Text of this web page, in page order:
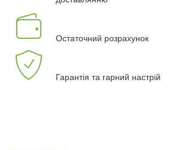
Остаточний розрахунок
Гарантія та гарний настрій